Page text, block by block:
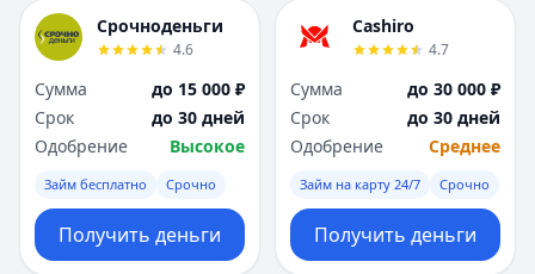
Срочноденьги
4.6
Сумма
до 15 000 ₽
Срок
до 30 дней
Одобрение
Высокое
Займ бесплатно Срочно
Получить деньги
Cashiro
4.7
Сумма
до 30 000 ₽
Срок
до 30 дней
Одобрение
Среднее
Займ на карту 24/7 Срочно
Получить деньги